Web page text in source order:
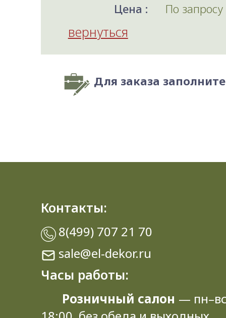
Цена :
По запросу
вернуться
Для заказа
Контакты:
8(499) 707 21 70
sale@el-dekor.ru
Часы работы:
Розничный салон —